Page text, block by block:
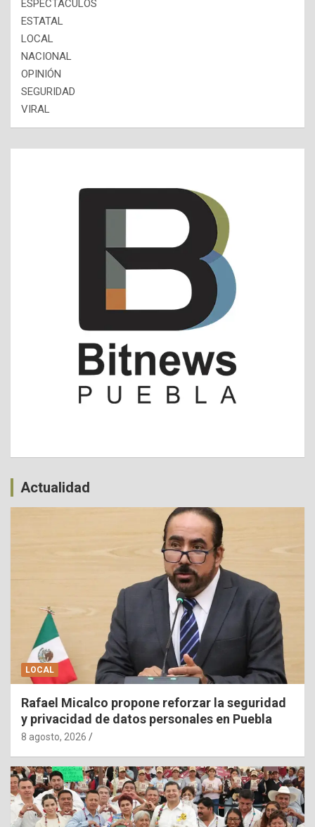
ESPECTÁCULOS
ESTATAL
LOCAL
NACIONAL
OPINIÓN
SEGURIDAD
VIRAL
Actualidad
LOCAL
Rafael Micalco propone reforzar la seguridad
y privacidad de datos personales en Puebla
8 agosto, 2026